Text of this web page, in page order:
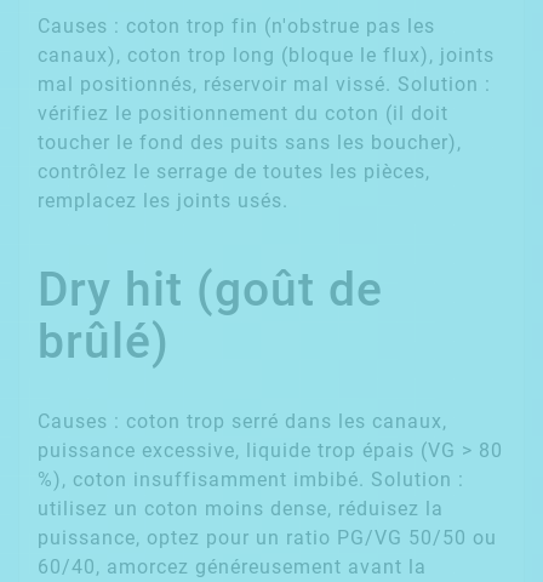
Causes : coton trop fin (n'obstrue pas les
canaux), coton trop long (bloque le flux), joints
mal positionnés, réservoir mal vissé. Solution :
vérifiez le positionnement du coton (il doit
toucher le fond des puits sans les boucher),
contrôlez le serrage de toutes les pièces,
remplacez les joints usés.
Dry hit (goût de
brûlé)
Causes : coton trop serré dans les canaux,
puissance excessive, liquide trop épais (VG > 80
%), coton insuffisamment imbibé. Solution :
utilisez un coton moins dense, réduisez la
puissance, optez pour un ratio PG/VG 50/50 ou
60/40, amorcez généreusement avant la